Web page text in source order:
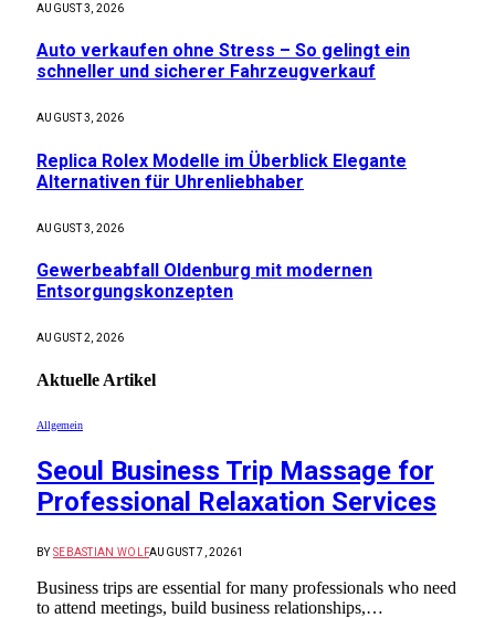
AUGUST 3, 2026
Auto verkaufen ohne Stress – So gelingt ein
schneller und sicherer Fahrzeugverkauf
AUGUST 3, 2026
Replica Rolex Modelle im Überblick Elegante
Alternativen für Uhrenliebhaber
AUGUST 3, 2026
Gewerbeabfall Oldenburg mit modernen
Entsorgungskonzepten
AUGUST 2, 2026
Aktuelle Artikel
Allgemein
Seoul Business Trip Massage for
Professional Relaxation Services
BY SEBASTIAN WOLFAUGUST 7, 20261
Business trips are essential for many professionals who need
to attend meetings, build business relationships,…